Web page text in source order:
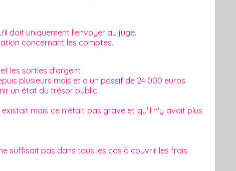
doit uniquement l'envoyer au juge.
concernant les comptes.
les sorties d'argent
plusieurs mois et a un passif de 24 000 euros.
un état du trésor public.
mais ce n'était pas grave et qu'il n'y avait plus
suffisait pas dans tous les cas à couvrir les frais.